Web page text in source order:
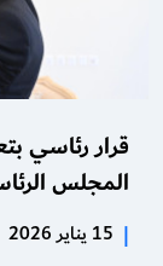
قرار رئاسي
المجلس
| 15 يناير 2026